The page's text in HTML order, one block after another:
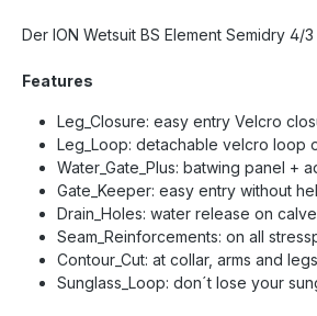
Der ION Wetsuit BS Element Semidry 4/
Features
Leg_Closure: easy entry Velcro
Leg_Loop: detachable velcro loop
Water_Gate_Plus: batwing panel +
Gate_Keeper: easy entry without
Drain_Holes: water release on
Seam_Reinforcements: on all
Contour_Cut: at collar, arms and legs
Sunglass_Loop: don´t lose your